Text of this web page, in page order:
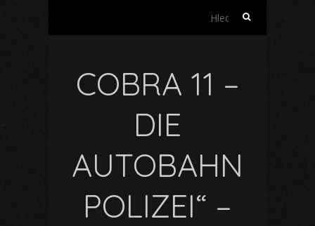
Vyhledávání
COBRA 11 –
DIE
AUTOBAHN
POLIZEI“ –